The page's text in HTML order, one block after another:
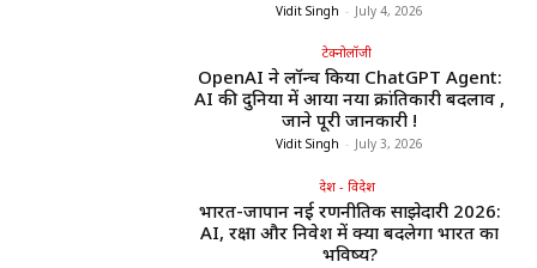
Vidit Singh - July 4, 2026
टेक्नोलॉजी
OpenAI ने लॉन्च किया ChatGPT Agent:
AI की दुनिया में आया नया क्रांतिकारी बदलाव ,
जाने पूरी जानकारी !
Vidit Singh - July 3, 2026
देश - विदेश
भारत-जापान नई रणनीतिक साझेदारी 2026:
AI, रक्षा और निवेश में क्या बदलेगा भारत का
भविष्य?